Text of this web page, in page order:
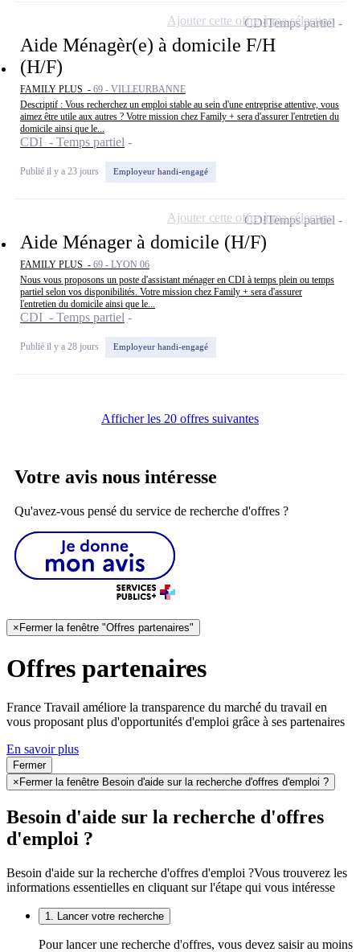
Aide Ménagèr(e) à domicile F/H
(H/F)
FAMILY PLUS - 69 - VILLEURBANNE
Descriptif : Vous recherchez un emploi stable au sein d'une entreprise attentive, vous
aimez être utile aux autres ? Votre mission chez Family + sera d'assurer l'entretien du
domicile ainsi que le...
CDI - Temps partiel
Publié il y a 23 jours Employeur handi-engagé
CDITemps partiel
Ajouter cette offre à ma sélection
Aide Ménager à domicile (H/F)
FAMILY PLUS - 69 - LYON 06
Nous vous proposons un poste d'assistant ménager en CDI à temps plein ou temps
partiel selon vos disponibilités. Votre mission chez Family + sera d'assurer
l'entretien du domicile ainsi que le...
CDI - Temps partiel
Publié il y a 28 jours Employeur handi-engagé
CDITemps partiel
Ajouter cette offre à ma sélection
Afficher les 20 offres suivantes
Votre avis nous intéresse
Qu'avez-vous pensé du service de recherche d'offres ?
× Fermer la fenêtre "Offres partenaires"
Offres partenaires
France Travail améliore la transparence du marché du travail en
vous proposant plus d'opportunités d'emploi grâce à ses partenaires
En savoir plus
Fermer
× Fermer la fenêtre Besoin d'aide sur la recherche d'offres d'emploi ?
Besoin d'aide sur la recherche d'offres
d'emploi ?
Besoin d'aide sur la recherche d'offres d'emploi ?Vous trouverez les
informations essentielles en cliquant sur l'étape qui vous intéresse
1. Lancer votre recherche
Pour lancer une recherche d'offres, vous devez saisir au moins